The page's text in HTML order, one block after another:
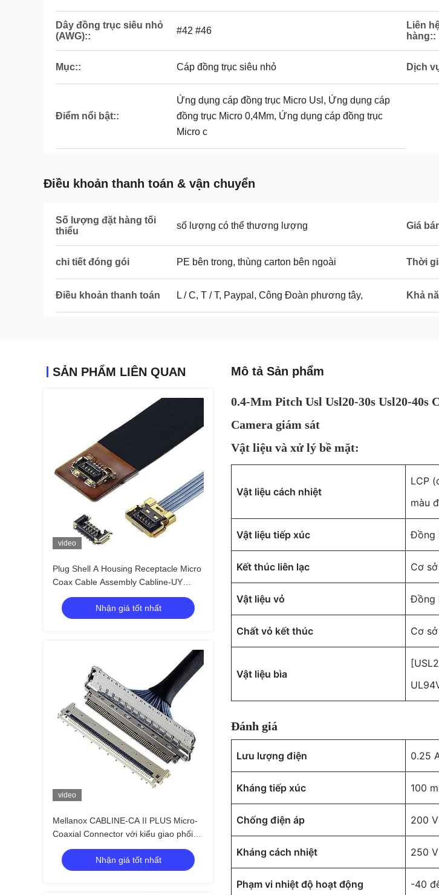
Dây đồng trục siêu nhỏ
(AWG)::
#42 #46
Liên
hàng::
Mục:: Cáp đồng trục siêu nhỏ Dịch
Điểm nổi bật::
Ứng dụng cáp đồng trục Micro Usl, Ứng dụng cáp
đồng trục Micro 0,4Mm, Ứng dụng cáp đồng trục
Micro c
Điều khoản thanh toán & vận chuyển
Số lượng đặt hàng tối
thiểu
số lượng có thể thương lượng Giá
chi tiết đóng gói PE bên trong, thùng carton bên ngoài Thời
Điều khoản thanh toán L / C, T / T, Paypal, Công Đoàn phương tây, Khả
SẢN PHẨM LIÊN QUAN
video
Plug Shell A Housing Receptacle Micro
Coax Cable Assembly Cabline-UY
20857 005T 20907 005E 3568 0051
20854-005E 02Nhận giá tốt nhất
video
Mellanox CABLINE-CA II PLUS Micro-
Coaxial Connector với kiểu giao phối
ngang, pitch 0,4 mm, 20680 20788
20789 20790Nhận giá tốt nhất
Mô tả Sản phẩm
0.4-Mm Pitch Usl Usl20-30s Usl20-40s
Camera giám sát
Vật liệu và xử lý bề mặt:
Vật liệu cách nhiệt
LCP
màu
Vật liệu tiếp xúc Đồng
Kết thúc liên lạc Cơ
Vật liệu vỏ Đồng
Chất vỏ kết thúc Cơ
Vật liệu bìa
Đánh giá
Lưu lượng điện 0.25
Kháng tiếp xúc 100
Chống điện áp 200
Kháng cách nhiệt 250
Phạm vi nhiệt độ hoạt động -40